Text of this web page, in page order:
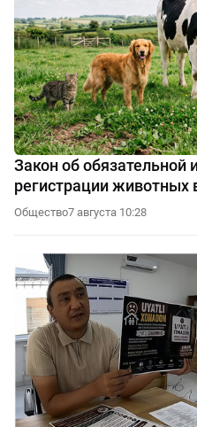
Закон об обязательной
регистрации животных
Общество7 августа 10:28